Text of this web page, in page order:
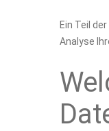
Ein Teil
Analyse